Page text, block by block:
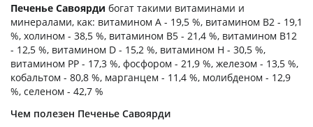
Печенье Савоярди богат такими витаминами и
минералами, как: витамином А - 19,5 %, витамином B2 - 19,1
%, холином - 38,5 %, витамином B5 - 21,4 %, витамином B12
- 12,5 %, витамином D - 15,2 %, витамином H - 30,5 %,
витамином PP - 17,3 %, фосфором - 21,9 %, железом - 13,5 %,
кобальтом - 80,8 %, марганцем - 11,4 %, молибденом - 12,9
%, селеном - 42,7 %
Чем полезен Печенье Савоярди